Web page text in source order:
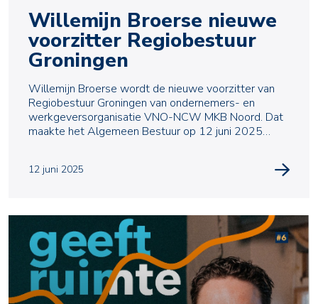
Willemijn Broerse nieuwe
voorzitter Regiobestuur
Groningen
Willemijn Broerse wordt de nieuwe voorzitter van
Regiobestuur Groningen van ondernemers- en
werkgeversorganisatie VNO-NCW MKB Noord. Dat
maakte het Algemeen Bestuur op 12 juni 2025
12 juni 2025